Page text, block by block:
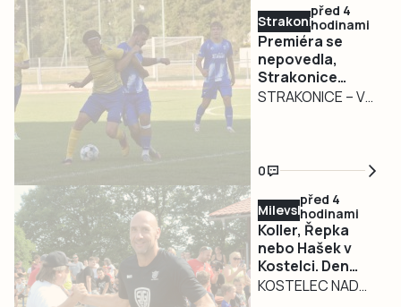
Strakonicko
před 4
hodinami
Premiéra se
nepovedla,
Strakonice
podlehly
STRAKONICE – V
MOL Cupu, poznali
strakoničtí
fotbalisté pouze
vítězství. Premiéra
v divizi, kam se
vrátili po dlouhých
čtrnácti
0
Milevsko
před 4
hodinami
Koller, Řepka
nebo Hašek v
Kostelci. Den
fotbalu přilákal
KOSTELEC NAD